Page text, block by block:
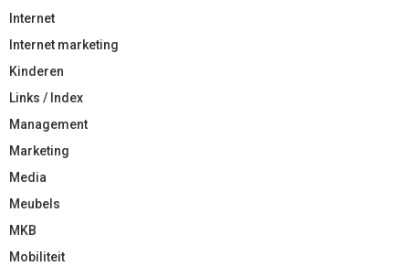
Internet
Internet marketing
Kinderen
Links / Index
Management
Marketing
Media
Meubels
MKB
Mobiliteit